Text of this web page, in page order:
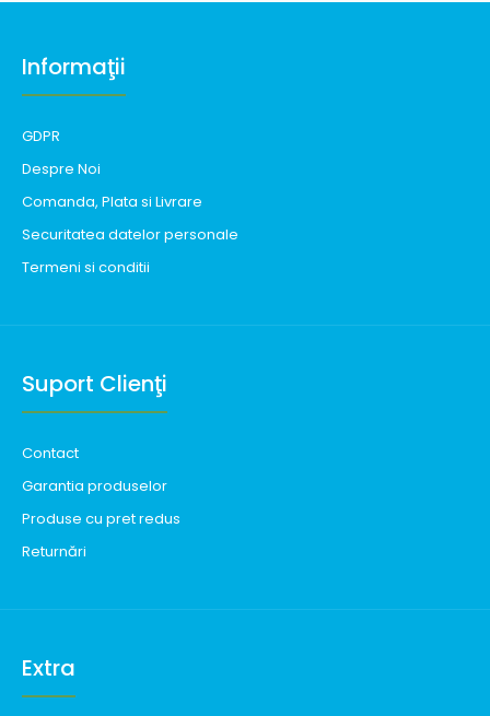
Informaţii
GDPR
Despre Noi
Comanda, Plata si Livrare
Securitatea datelor personale
Termeni si conditii
Suport Clienţi
Contact
Garantia produselor
Produse cu pret redus
Returnări
Extra